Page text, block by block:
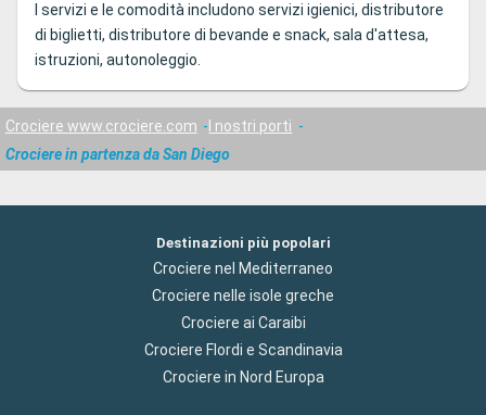
I servizi e le comodità includono servizi igienici, distributore
di biglietti, distributore di bevande e snack, sala d'attesa,
istruzioni, autonoleggio.
Crociere www.crociere.com
I nostri porti
Crociere in partenza da San Diego
Destinazioni più popolari
Crociere nel Mediterraneo
Crociere nelle isole greche
Crociere ai Caraibi
Crociere Flordi e Scandinavia
Crociere in Nord Europa